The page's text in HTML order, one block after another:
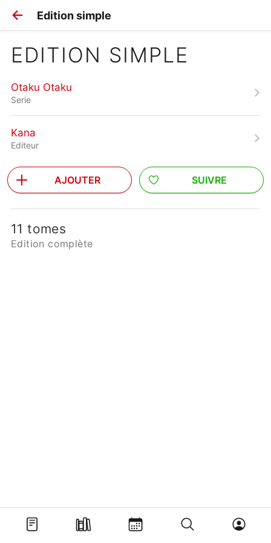
Edition simple
EDITION SIMPLE
Otaku Otaku
Serie
Kana
Editeur
AJOUTER SUIVRE
11 tomes
Edition complète